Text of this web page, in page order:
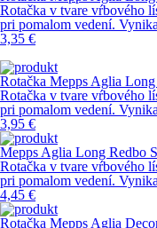
Rotačka v tvare vŕbového
pri pomalom vedení.
3,35 €
Rotačka Mepps Aglia
Rotačka v tvare vŕbového
pri pomalom vedení.
3,95 €
Mepps Aglia Long Redbo
Rotačka v tvare vŕbového
pri pomalom vedení.
4,45 €
Rotačka Mepps Aglia